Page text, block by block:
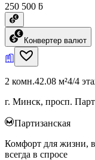
250 500 ƃ
Конвертер валют
2 комн.42.08 м²4/4
г. Минск, просп.
Партизанская
Комфорт для жизни,
всегда в спросе